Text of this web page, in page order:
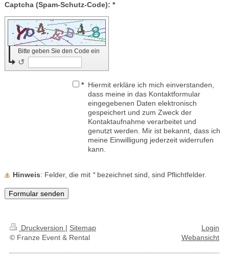
Captcha (Spam-Schutz-Code): *
Bitte geben Sie den Code ein
↺
* Hiermit erkläre ich mich einverstanden,
dass meine in das Kontaktformular
eingegebenen Daten elektronisch
gespeichert und zum Zweck der
Kontaktaufnahme verarbeitet und
genutzt werden. Mir ist bekannt, dass ich
meine Einwilligung jederzeit widerrufen
kann.
Hinweis : Felder, die mit *bezeichnet sind, sind Pflichtfelder.
Druckversion | Sitemap
© Franze Event & Rental
Login
Webansicht